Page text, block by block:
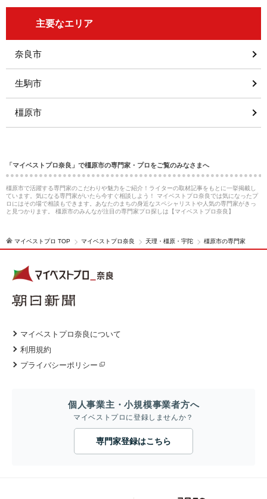
主要なエリア
奈良市
生駒市
橿原市
「マイベストプロ奈良」で橿原市の専門家・プロをご覧のみなさまへ
橿原市で活躍する専門家のこだわりや魅力をご紹介！ライターの取材記事をもとに一挙掲載し
ています。気になる専門家がいたら今すぐ相談しよう！ マイベストプロ奈良では気になったプ
ロにはその場で相談もできます。あなたのまちの身近なスペシャリストや人気の専門家がきっ
と見つかります。 橿原市のみんなが注目の専門家プロ探しは【マイベストプロ奈良】
マイベストプロ TOP マイベストプロ奈良 天理・橿原・宇陀 橿原市の専門家
マイベストプロ奈良について
利用規約
プライバシーポリシー
個人事業主・小規模事業者方へ
マイベストプロに登録しませんか？
専門家登録はこちら